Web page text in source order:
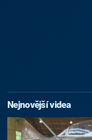
Nejnovější videa